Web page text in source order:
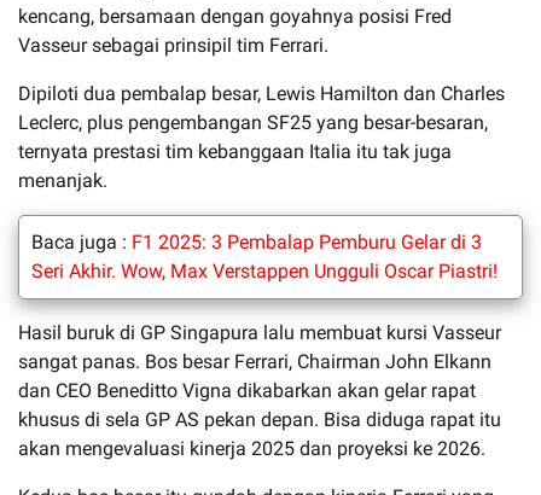
kencang, bersamaan dengan goyahnya posisi Fred
Vasseur sebagai prinsipil tim Ferrari.
Dipiloti dua pembalap besar, Lewis Hamilton dan Charles
Leclerc, plus pengembangan SF25 yang besar-besaran,
ternyata prestasi tim kebanggaan Italia itu tak juga
menanjak.
Baca juga : F1 2025: 3 Pembalap Pemburu Gelar di 3
Seri Akhir. Wow, Max Verstappen Ungguli Oscar Piastri!
Hasil buruk di GP Singapura lalu membuat kursi Vasseur
sangat panas. Bos besar Ferrari, Chairman John Elkann
dan CEO Beneditto Vigna dikabarkan akan gelar rapat
khusus di sela GP AS pekan depan. Bisa diduga rapat itu
akan mengevaluasi kinerja 2025 dan proyeksi ke 2026.